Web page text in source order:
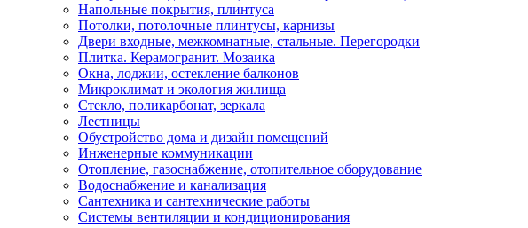
Напольные покрытия, плинтуса
Потолки, потолочные плинтусы, карнизы
Двери входные, межкомнатные, стальные. Перегородки
Плитка. Керамогранит. Мозаика
Окна, лоджии, остекление балконов
Микроклимат и экология жилища
Стекло, поликарбонат, зеркала
Лестницы
Обустройство дома и дизайн помещений
Инженерные коммуникации
Отопление, газоснабжение, отопительное оборудование
Водоснабжение и канализация
Сантехника и сантехнические работы
Системы вентиляции и кондиционирования